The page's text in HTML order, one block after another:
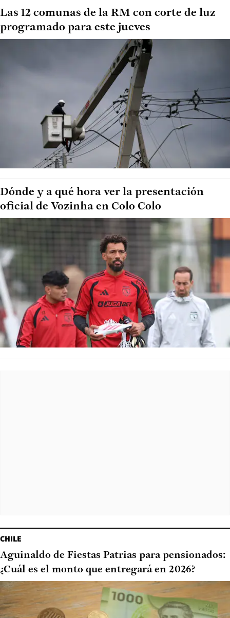
Las 12 comunas de la RM con corte de luz
programado para este jueves
Dónde y a qué hora ver la presentación
oficial de Vozinha en Colo Colo
CHILE
Aguinaldo de Fiestas Patrias para pensionados:
¿Cuál es el monto que entregará en 2026?